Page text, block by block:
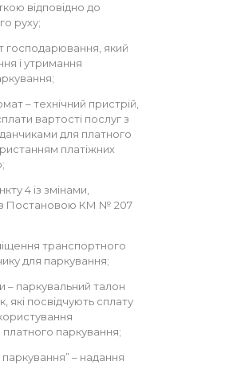
відповідно до
руху;
господарювання, який
і утримання
– технічний пристрій,
вартості послуг з
для платного
платіжних
4 із змінами,
з Постановою КМ № 207
транспортного
для паркування;
– паркувальний талон
які посвідчують сплату
паркування;
– надання